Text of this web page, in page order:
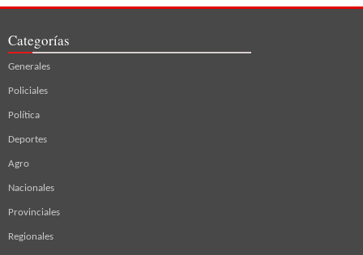
Categorías
Generales
Policiales
Política
Deportes
Agro
Nacionales
Provinciales
Regionales